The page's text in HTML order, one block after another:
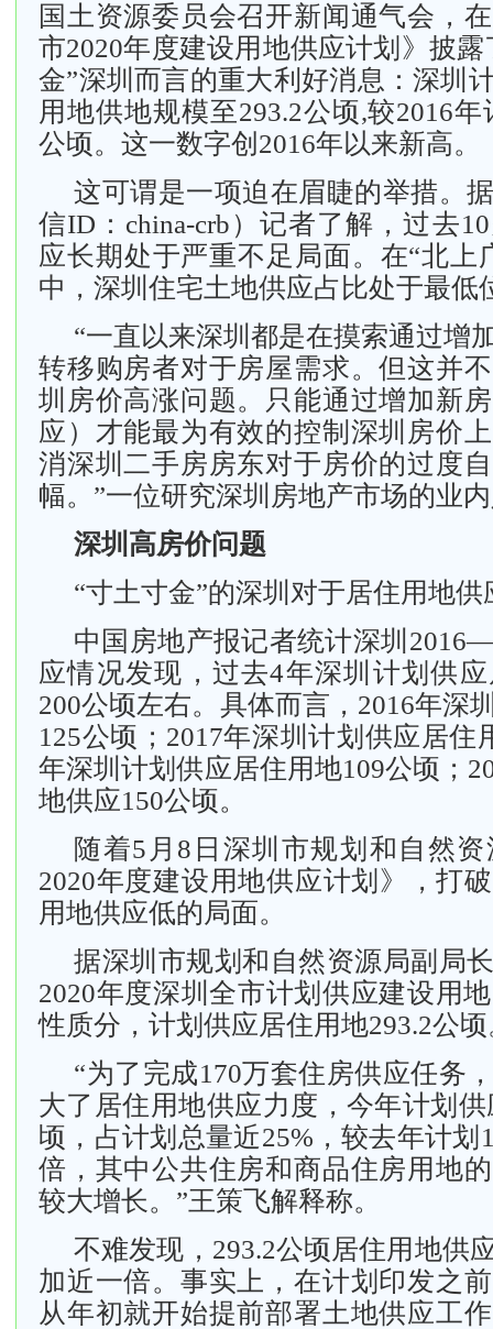
国土资源委员会召开新闻通气会，
市2020年度建设用地供应计划》披
金”深圳而言的重大利好消息：深圳
用地供地规模至293.2公顷,较2016
公顷。这一数字创2016年以来新高。
这可谓是一项迫在眉睫的举措。
信ID：china-crb）记者了解，过去
应长期处于严重不足局面。在“北上
中，深圳住宅土地供应占比处于最低
“一直以来深圳都是在摸索通过增
转移购房者对于房屋需求。但这并
圳房价高涨问题。只能通过增加新
应）才能最为有效的控制深圳房价
消深圳二手房房东对于房价的过度
幅。”一位研究深圳房地产市场的业
深圳高房价问题
“寸土寸金”的深圳对于居住用地供
中国房地产报记者统计深圳
应情况发现，过去4年深圳计划供
200公顷左右。具体而言，2016年深
125公顷；2017年深圳计划供应居住
年深圳计划供应居住用地109公顷；
地供应150公顷。
随着5月8日深圳市规划和自然
2020年度建设用地供应计划》，打
用地供应低的局面。
据深圳市规划和自然资源局副局
2020年度深圳全市计划供应建设用
性质分，计划供应居住用地293.2公
“为了完成170万套住房供应任务
大了居住用地供应力度，今年计划
顷，占计划总量近25%，较去年计划
倍，其中公共住房和商品住房用地
较大增长。”王策飞解释称。
不难发现，293.2公顷居住用地供
加近一倍。事实上，在计划印发之
从年初就开始提前部署土地供应工